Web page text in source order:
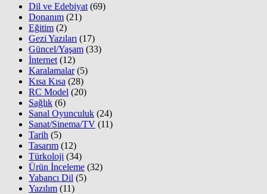
Dil ve Edebiyat (69)
Donanım (21)
Eğitim (2)
Gezi Yazıları (17)
Güncel/Yaşam (33)
İnternet (12)
Karalamalar(5)
Kısa Kısa (28)
RC Model (20)
Sağlık (6)
Sanal Oyunculuk (24)
Sanat/Sinema/TV (11)
Tarih (5)
Tasarım (12)
Türkoloji (34)
Ürün İnceleme (32)
Yabancı Dil (5)
Yazılım (11)